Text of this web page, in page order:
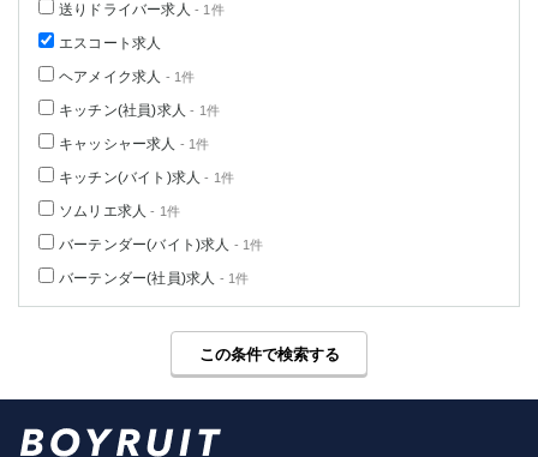
送りドライバー求人 - 1件
エスコート求人
ヘアメイク求人 - 1件
キッチン(社員)求人 - 1件
キャッシャー求人 - 1件
キッチン(バイト)求人 - 1件
ソムリエ求人 - 1件
バーテンダー(バイト)求人 - 1件
バーテンダー(社員)求人 - 1件
この条件で検索する
該当求人 0件